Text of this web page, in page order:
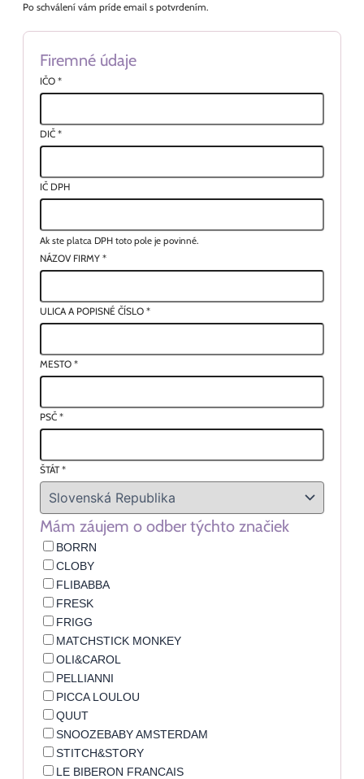
Po schválení vám príde email s potvrdením.
Firemné údaje
IČO *
DIČ *
IČ DPH
Ak ste platca DPH toto pole je povinné.
NÁZOV FIRMY *
ULICA A POPISNÉ ČÍSLO *
MESTO *
PSČ *
ŠTÁT*
Mám záujem o odber týchto značiek
BORRN
CLOBY
FLIBABBA
FRESK
FRIGG
MATCHSTICK MONKEY
OLI&CAROL
PELLIANNI
PICCA LOULOU
QUUT
SNOOZEBABY AMSTERDAM
STITCH&STORY
LE BIBERON FRANCAIS